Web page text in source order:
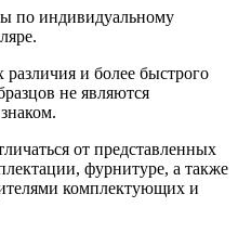
по индивидуальному
и более быстрого
не являются
от представленных
фурнитуре, а также
комплектующих и